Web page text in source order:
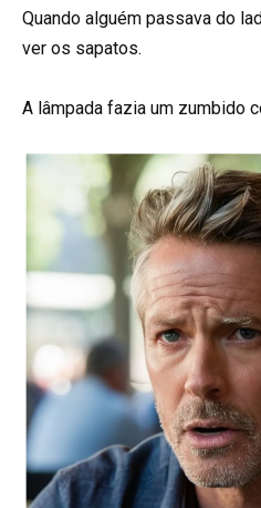
Quando alguém passava do
ver os sapatos.
A lâmpada fazia um zumbido